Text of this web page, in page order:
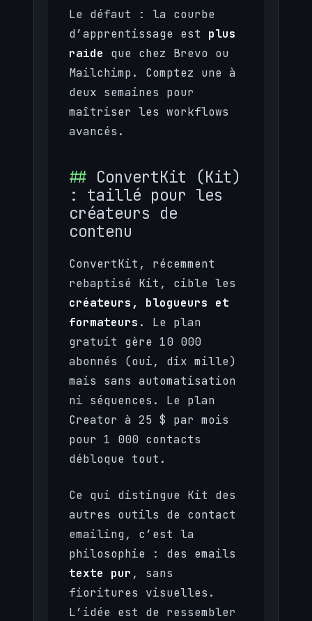
Le défaut : la courbe
d’apprentissage est plus
raide que chez Brevo ou
Mailchimp. Comptez une à
deux semaines pour
maîtriser les workflows
avancés.
ConvertKit (Kit)
: taillé pour les
créateurs de
contenu
ConvertKit, récemment
rebaptisé Kit, cible les
créateurs, blogueurs et
formateurs . Le plan
gratuit gère 10 000
abonnés (oui, dix mille)
mais sans automatisation
ni séquences. Le plan
Creator à 25 $ par mois
pour 1 000 contacts
débloque tout.
Ce qui distingue Kit des
autres outils de contact
emailing, c’est la
philosophie : des emails
texte pur , sans
fioritures visuelles.
L’idée est de ressembler